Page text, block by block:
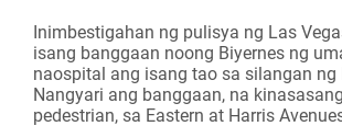
Inimbestigahan ng pulisya ng Las
isang banggaan noong Biyernes ng
naospital ang isang tao sa silangan ng
Nangyari ang banggaan, na
pedestrian, sa Eastern at Harris